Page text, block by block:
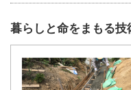
暮らしと命をまもる技